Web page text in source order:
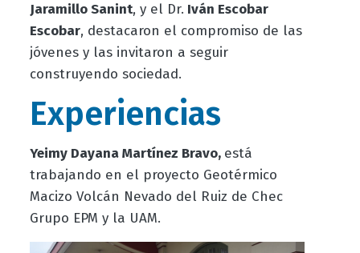
Jaramillo Sanint, y el Dr. Iván Escobar
Escobar, destacaron el compromiso de las
jóvenes y las invitaron a seguir
construyendo sociedad.
Experiencias
Yeimy Dayana Martínez Bravo, está
trabajando en el proyecto Geotérmico
Macizo Volcán Nevado del Ruiz de Chec
Grupo EPM y la UAM.